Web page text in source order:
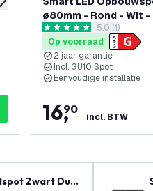
aan verlanglijst
ø80mm - Rond - Wit -
RGB+CCT -
reviews
5 score sterren5.0 (1)
Op voorraad
2 jaar garantie
Incl. GU10 Spot
Eenvoudige installatie
16,
90
incl. BTW
Zwart Duo